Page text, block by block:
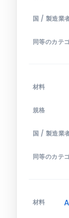
国 / 製造業
同等のカテ
材料
規格
国 / 製造業
同等のカテ
材料